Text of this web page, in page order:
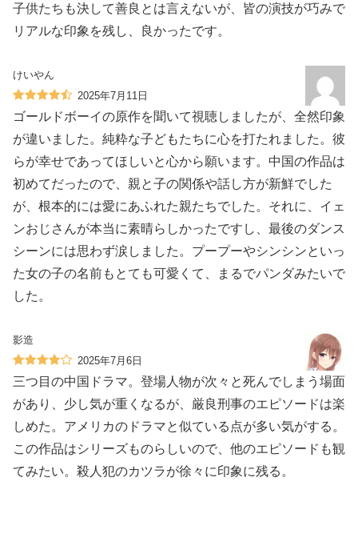
子供たちも決して善良とは言えないが、皆の演技が巧みで
リアルな印象を残し、良かったです。
けいやん
2025年7月11日
ゴールドボーイの原作を聞いて視聴しましたが、全然印象
が違いました。純粋な子どもたちに心を打たれました。彼
らが幸せであってほしいと心から願います。中国の作品は
初めてだったので、親と子の関係や話し方が新鮮でした
が、根本的には愛にあふれた親たちでした。それに、イェ
ンおじさんが本当に素晴らしかったですし、最後のダンス
シーンには思わず涙しました。プープーやシンシンといっ
た女の子の名前もとても可愛くて、まるでパンダみたいで
した。
影造
2025年7月6日
三つ目の中国ドラマ。登場人物が次々と死んでしまう場面
があり、少し気が重くなるが、厳良刑事のエピソードは楽
しめた。アメリカのドラマと似ている点が多い気がする。
この作品はシリーズものらしいので、他のエピソードも観
てみたい。殺人犯のカツラが徐々に印象に残る。